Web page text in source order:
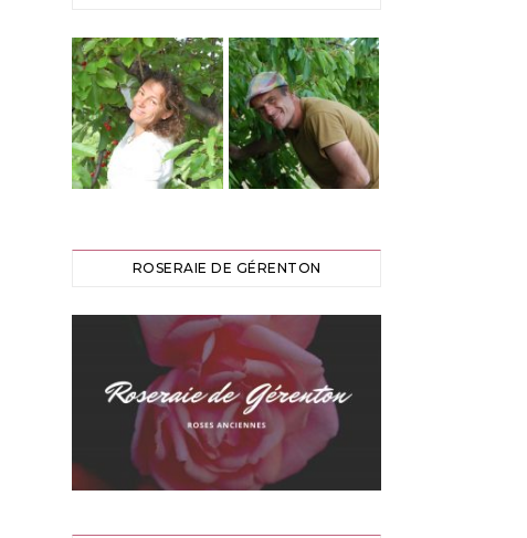
ROSERAIE DE GÉRENTON